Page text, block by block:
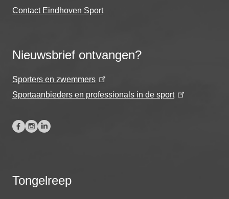
Contact Eindhoven Sport
Nieuwsbrief ontvangen?
Sporters en zwemmers
Sportaanbieders en professionals in de sport
Tongelreep